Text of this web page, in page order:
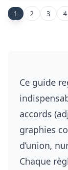
1 2 3 4
Ce guide
accords
graphies
d’union,
Chaque